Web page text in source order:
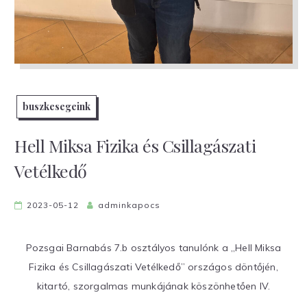
buszkesegeink
Hell Miksa Fizika és Csillagászati
Vetélkedő
2023-05-12 adminkapocs
Pozsgai Barnabás 7.b osztályos tanulónk a „Hell Miksa
Fizika és Csillagászati Vetélkedő” országos döntőjén,
kitartó, szorgalmas munkájának köszönhetően IV.